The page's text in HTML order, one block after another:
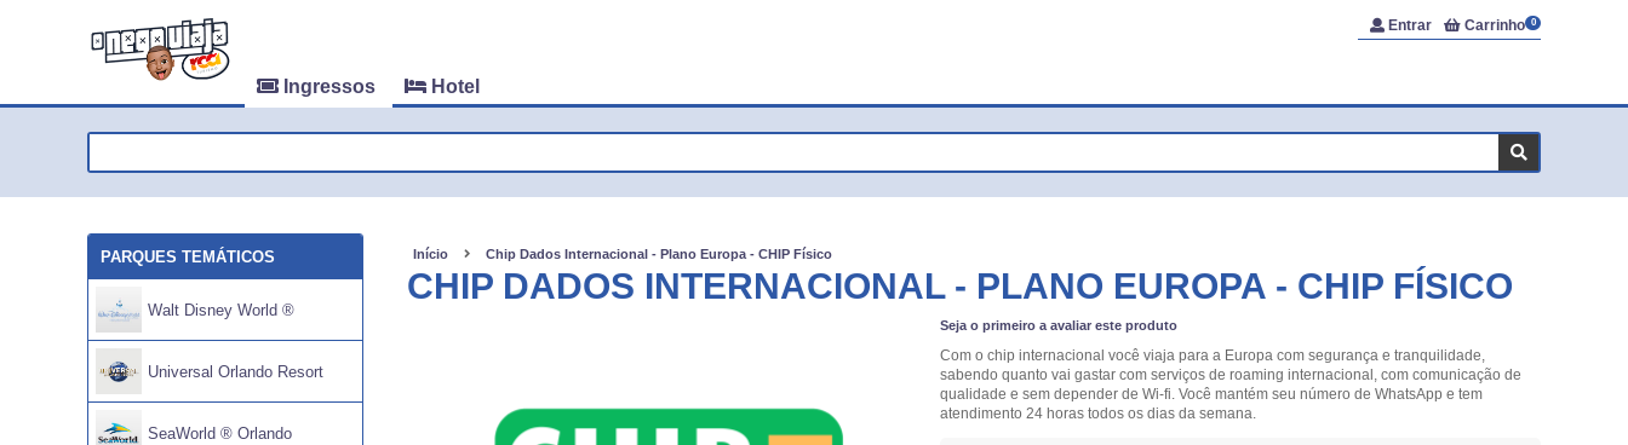
Entrar Carrinho 0
Ingressos Hotel
PARQUES TEMÁTICOS
Walt Disney World ®
Universal Orlando Resort
SeaWorld ® Orlando
Início Chip Dados Internacional - Plano Europa - CHIP Físico
CHIP DADOS INTERNACIONAL - PLANO EUROPA - CHIP FÍSICO
Seja o primeiro a avaliar este produto
Com o chip internacional você viaja para a Europa com segurança e tranquilidade,
sabendo quanto vai gastar com serviços de roaming internacional, com comunicação de
qualidade e sem depender de Wi-fi. Você mantém seu número de WhatsApp e tem
atendimento 24 horas todos os dias da semana.